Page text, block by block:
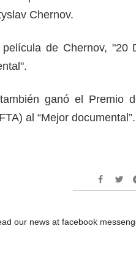
Chernov.
de Chernov, "20
ganó el Premio
al “Mejor documental”.
our news at facebook